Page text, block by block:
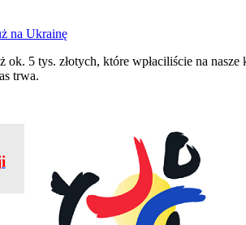
na Ukrainę
5 tys. złotych, które wpłaciliście na
trwa.